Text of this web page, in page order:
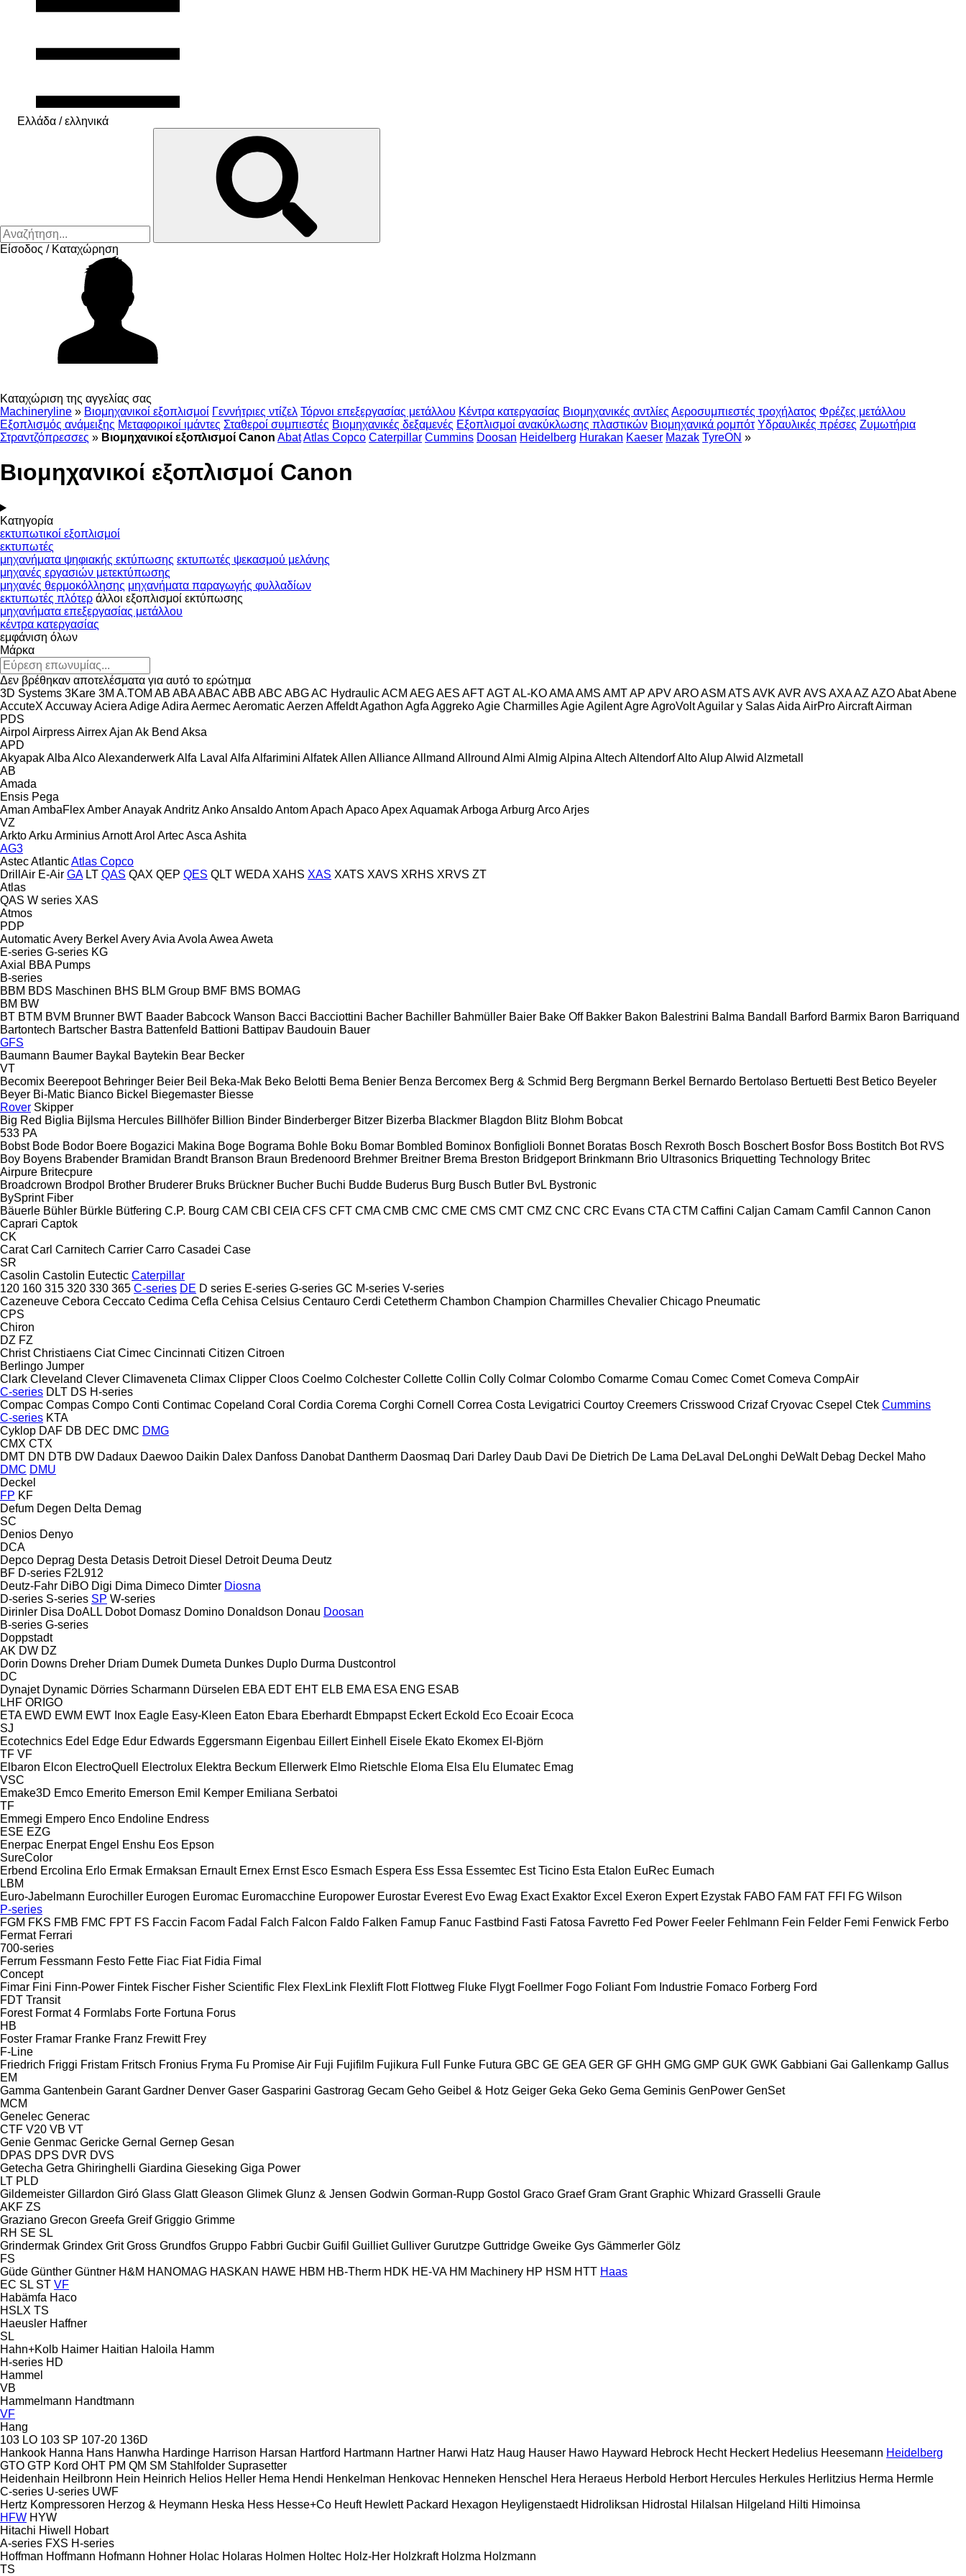
Ελλάδα / ελληνικά
Είσοδος / Καταχώρηση
Καταχώριση της αγγελίας σας
Machineryline » Βιομηχανικοί εξοπλισμοί Γεννήτριες ντίζελ Τόρνοι επεξεργασίας μετάλλου Κέντρα κατεργασίας Βιομηχανικές αντλίες Αεροσυμπιεστές τροχήλατος Φρέζες μετάλλου
Εξοπλισμός ανάμειξης Μεταφορικοί ιμάντες Σταθεροί συμπιεστές Βιομηχανικές δεξαμενές Εξοπλισμοί ανακύκλωσης πλαστικών Βιομηχανικά ρομπότ Υδραυλικές πρέσες Ζυμωτήρια
Στραντζόπρεσσες » Βιομηχανικοί εξοπλισμοί Canon AbatAtlas Copco Caterpillar Cummins Doosan Heidelberg Hurakan Kaeser Mazak TyreON »
Βιομηχανικοί εξοπλισμοί Canon
Κατηγορία
εκτυπωτικοί εξοπλισμοί
εκτυπωτές
μηχανήματα ψηφιακής εκτύπωσης εκτυπωτές ψεκασμού μελάνης
μηχανές εργασιών μετεκτύπωσης
μηχανές θερμοκόλλησης μηχανήματα παραγωγής φυλλαδίων
εκτυπωτές πλότερ άλλοι εξοπλισμοί εκτύπωσης
μηχανήματα επεξεργασίας μετάλλου
κέντρα κατεργασίας
εμφάνιση όλων
Μάρκα
Δεν βρέθηκαν αποτελέσματα για αυτό το ερώτημα
3D Systems 3Kare 3M A.TOM AB ABAABAC ABB ABC ABGAC HydraulicACM AEGAES AFTAGTAL-KOAMAAMS AMTAP APVAROASM ATS AVK AVR AVS AXAAZ AZOAbatAbene
AccuteX AccuwayAciera AdigeAdira AermecAeromaticAerzen AffeldtAgathon Agfa AggrekoAgie CharmillesAgieAgilentAgreAgroVoltAguilar y SalasAida AirProAircraftAirman
PDS
Airpol AirpressAirrexAjan Ak Bend Aksa
APD
AkyapakAlba AlcoAlexanderwerkAlfa Laval Alfa Alfarimini AlfatekAllen AllianceAllmand Allround Almi Almig Alpina Altech AltendorfAltoAlupAlwid Alzmetall
AB
Amada
Ensis Pega
Aman AmbaFlexAmberAnayakAndritz AnkoAnsaldoAntomApach ApacoApexAquamakArboga Arburg ArcoArjes
VZ
ArktoArku ArminiusArnottArol ArtecAsca Ashita
AG3
AstecAtlanticAtlas Copco
DrillAir E-Air GA LT QAS QAX QEP QES QLT WEDA XAHS XAS XATS XAVS XRHS XRVS ZT
Atlas
QAS W series XAS
Atmos
PDP
AutomaticAvery Berkel AveryAvia Avola Awea Aweta
E-series G-series KG
Axial
BBA Pumps
B-series
BBM BDS Maschinen BHS BLM Group BMF BMS BOMAG
BM BW
BT BTM BVM Brunner BWT Baader Babcock Wanson Bacci Bacciottini Bacher Bachiller Bahmüller Baier Bake Off Bakker Bakon Balestrini Balma Bandall Barford Barmix Baron Barriquand
Bartontech Bartscher Bastra Battenfeld Battioni Battipav Baudouin Bauer
GFS
Baumann Baumer Baykal Baytekin Bear Becker
VT
Becomix Beerepoot Behringer Beier Beil Beka-Mak Beko Belotti Bema Benier Benza Bercomex Berg & Schmid Berg Bergmann Berkel Bernardo Bertolaso Bertuetti Best Betico Beyeler
Beyer Bi-Matic Bianco Bickel Biegemaster Biesse
Rover Skipper
Big Red Biglia Bijlsma Hercules Billhöfer Billion Binder Binderberger Bitzer Bizerba Blackmer Blagdon Blitz Blohm Bobcat
533 PA
Bobst Bode Bodor Boere Bogazici Makina Boge Bograma Bohle Boku Bomar Bombled Bominox Bonfiglioli Bonnet Boratas Bosch Rexroth Bosch Boschert Bosfor Boss Bostitch Bot RVS
Boy Boyens Brabender Bramidan Brandt Branson Braun Bredenoord Brehmer Breitner Brema Breston Bridgeport Brinkmann Brio Ultrasonics Briquetting Technology Britec
Airpure Britecpure
Broadcrown Brodpol Brother Bruderer Bruks Brückner Bucher Buchi Budde Buderus Burg Busch Butler BvL Bystronic
BySprint Fiber
Bäuerle Bühler Bürkle Bütfering C.P. Bourg CAM CBI CEIA CFS CFT CMA CMB CMC CME CMS CMT CMZ CNC CRC Evans CTA CTM Caffini Caljan Camam Camfil Cannon Canon
Caprari Captok
CK
Carat Carl Carnitech Carrier Carro Casadei Case
SR
Casolin Castolin Eutectic Caterpillar
120 160 315 320 330 365 C-series DE D series E-series G-series GC M-series V-series
Cazeneuve Cebora Ceccato Cedima Cefla Cehisa Celsius Centauro Cerdi Cetetherm Chambon Champion Charmilles Chevalier Chicago Pneumatic
CPS
Chiron
DZ FZ
Christ Christiaens Ciat Cimec Cincinnati Citizen Citroen
Berlingo Jumper
Clark Cleveland Clever Climaveneta Climax Clipper Cloos Coelmo Colchester Collette Collin Colly Colmar Colombo Comarme Comau Comec Comet Comeva CompAir
C-series DLT DS H-series
Compac Compas Compo Conti Contimac Copeland Coral Cordia Corema Corghi Cornell Correa Costa Levigatrici Courtoy Creemers Crisswood Crizaf Cryovac Csepel Ctek Cummins
C-series KTA
Cyklop DAF DB DEC DMC DMG
CMX CTX
DMT DN DTB DW Dadaux Daewoo Daikin Dalex Danfoss Danobat Dantherm Daosmaq Dari Darley Daub Davi De Dietrich De Lama DeLaval DeLonghi DeWalt Debag Deckel Maho
DMC DMU
Deckel
FP KF
Defum Degen Delta Demag
SC
Denios Denyo
DCA
Depco Deprag Desta Detasis Detroit Diesel Detroit Deuma Deutz
BF D-series F2L912
Deutz-Fahr DiBO Digi Dima Dimeco Dimter Diosna
D-series S-series SP W-series
Dirinler Disa DoALL Dobot Domasz Domino Donaldson Donau Doosan
B-series G-series
Doppstadt
AK DW DZ
Dorin Downs Dreher Driam Dumek Dumeta Dunkes Duplo Durma Dustcontrol
DC
Dynajet Dynamic Dörries Scharmann Dürselen EBA EDT EHT ELB EMA ESA ENG ESAB
LHF ORIGO
ETA EWD EWM EWT Inox Eagle Easy-Kleen Eaton Ebara Eberhardt Ebmpapst Eckert Eckold Eco Ecoair Ecoca
SJ
Ecotechnics Edel Edge Edur Edwards Eggersmann Eigenbau Eillert Einhell Eisele Ekato Ekomex El-Björn
TF VF
Elbaron Elcon ElectroQuell Electrolux Elektra Beckum Ellerwerk Elmo Rietschle Eloma Elsa Elu Elumatec Emag
VSC
Emake3D Emco Emerito Emerson Emil Kemper Emiliana Serbatoi
TF
Emmegi Empero Enco Endoline Endress
ESE EZG
Enerpac Enerpat Engel Enshu Eos Epson
SureColor
Erbend Ercolina Erlo Ermak Ermaksan Ernault Ernex Ernst Esco Esmach Espera Ess Essa Essemtec Est Ticino Esta Etalon EuRec Eumach
LBM
Euro-Jabelmann Eurochiller Eurogen Euromac Euromacchine Europower Eurostar Everest Evo Ewag Exact Exaktor Excel Exeron Expert Ezystak FABO FAM FAT FFI FG Wilson
P-series
FGM FKS FMB FMC FPT FS Faccin Facom Fadal Falch Falcon Faldo Falken Famup Fanuc Fastbind Fasti Fatosa Favretto Fed Power Feeler Fehlmann Fein Felder Femi Fenwick Ferbo
Fermat Ferrari
700-series
Ferrum Fessmann Festo Fette Fiac Fiat Fidia Fimal
Concept
Fimar Fini Finn-Power Fintek Fischer Fisher Scientific Flex FlexLink Flexlift Flott Flottweg Fluke Flygt Foellmer Fogo Foliant Fom Industrie Fomaco Forberg Ford
FDT Transit
Forest Format 4 Formlabs Forte Fortuna Forus
HB
Foster Framar Franke Franz Frewitt Frey
F-Line
Friedrich Friggi Fristam Fritsch Fronius Fryma Fu Promise Air Fuji Fujifilm Fujikura Full Funke Futura GBC GE GEA GER GF GHH GMG GMP GUK GWK Gabbiani Gai Gallenkamp Gallus
EM
Gamma Gantenbein Garant Gardner Denver Gaser Gasparini Gastrorag Gecam Geho Geibel & Hotz Geiger Geka Geko Gema Geminis GenPower GenSet
MCM
Genelec Generac
CTF V20 VB VT
Genie Genmac Gericke Gernal Gernep Gesan
DPAS DPS DVR DVS
Getecha Getra Ghiringhelli Giardina Gieseking Giga Power
LT PLD
Gildemeister Gillardon Giró Glass Glatt Gleason Glimek Glunz & Jensen Godwin Gorman-Rupp Gostol Graco Graef Gram Grant Graphic Whizard Grasselli Graule
AKF ZS
Graziano Grecon Greefa Greif Griggio Grimme
RH SE SL
Grindermak Grindex Grit Gross Grundfos Gruppo Fabbri Gucbir Guifil Guilliet Gulliver Gurutzpe Guttridge Gweike Gys Gämmerler Gölz
FS
Güde Günther Güntner H&M HANOMAG HASKAN HAWE HBM HB‑Therm HDK HE-VA HM Machinery HP HSM HTT Haas
EC SL ST VF
Habämfa Haco
HSLX TS
Haeusler Haffner
SL
Hahn+Kolb Haimer Haitian Haloila Hamm
H-series HD
Hammel
VB
Hammelmann Handtmann
VF
Hang
103 LO 103 SP 107-20 136D
Hankook Hanna Hans Hanwha Hardinge Harrison Harsan Hartford Hartmann Hartner Harwi Hatz Haug Hauser Hawo Hayward Hebrock Hecht Heckert Hedelius Heesemann Heidelberg
GTO GTP Kord OHT PM QM SM Stahlfolder Suprasetter
Heidenhain Heilbronn Hein Heinrich Helios Heller Hema Hendi Henkelman Henkovac Henneken Henschel Hera Heraeus Herbold Herbort Hercules Herkules Herlitzius Herma Hermle
C-series U-series UWF
Hertz Kompressoren Herzog & Heymann Heska Hess Hesse+Co Heuft Hewlett Packard Hexagon Heyligenstaedt Hidroliksan Hidrostal Hilalsan Hilgeland Hilti Himoinsa
HFW HYW
Hitachi Hiwell
Hobart
A-series FXS H-series
Hoffman Hoffmann Hofmann Hohner Holac Holaras Holmen Holtec Holz-Her Holzkraft Holzma Holzmann
TS